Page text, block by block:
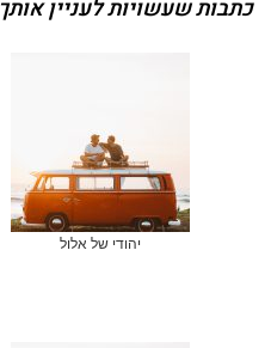
כתבות שעשויות לעניין אותך
יהודי של אלול